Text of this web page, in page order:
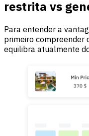
restrita vs
Para entender a
primeiro compreender
equilibra atualmente